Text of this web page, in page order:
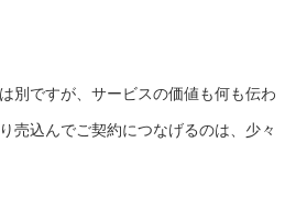
別ですが、 サービスの価値も何も伝わ
売込んでご契約につなげるのは、 少々